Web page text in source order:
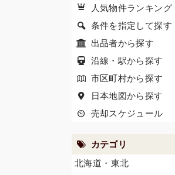
人気物件ランキング
条件を指定して探す
出品者から探す
沿線・駅から探す
市区町村から探す
日本地図から探す
売却スケジュール
カテゴリ
北海道・東北